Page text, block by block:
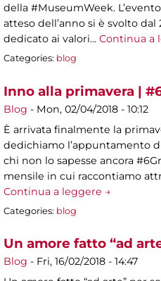
della #MuseumWeek.
atteso dell’anno si è svolto dal
dedicato ai valori… Continua a
Categories: blog
Inno alla primavera |
Blog - Mon, 02/04/2018 - 10:12
È arrivata finalmente la
dedichiamo l’appuntamento
chi non lo sapesse ancora
mensile in cui raccontiamo
Continua a leggere →
Categories: blog
Un amore fatto “ad
Blog - Fri, 16/02/2018 - 14:47